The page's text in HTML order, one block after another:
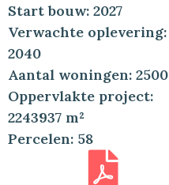
Start bouw: 2027
Verwachte oplevering:
2040
Aantal woningen: 2500
Oppervlakte project:
2243937 m²
Percelen: 58